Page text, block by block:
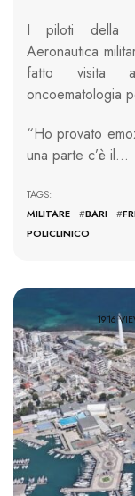
I piloti della
Aeronautica
fatto visita
oncoematologia
“Ho provato
una parte c’è il…
MILITARE
#BARI #
POLICLINICO
1916